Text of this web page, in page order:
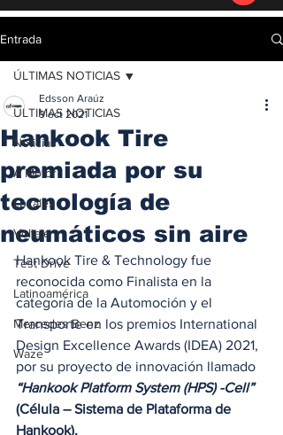
Entrada
ÚLTIMAS NOTICIAS
Noticias
A Motor
Locales
Voltaje
Test Drive
Latinoamérica
Mercedes Benz
Waze
ÚLTIMAS NOTICIAS
Hankook Tire
premiada por su
tecnología de
neumáticos sin aire
Edsson Araúz
9 oct 2021
Hankook Tire & Technology fue
reconocida como Finalista en la
categoría de la Automoción y el
Transporte en los premios International
Design Excellence Awards (IDEA) 2021,
por su proyecto de innovación llamado
“Hankook Platform System (HPS) -Cell”
(Célula – Sistema de Plataforma de
Hankook).